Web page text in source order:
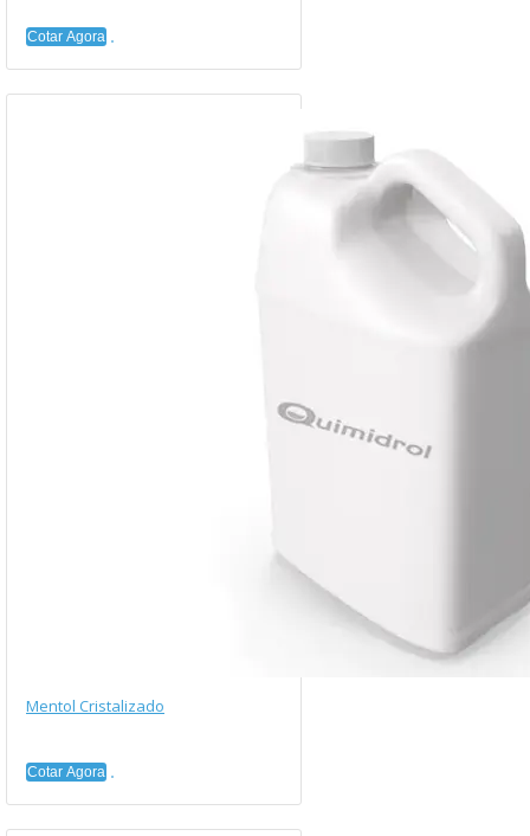
Cotar Agora
Mentol Cristalizado
Cotar Agora